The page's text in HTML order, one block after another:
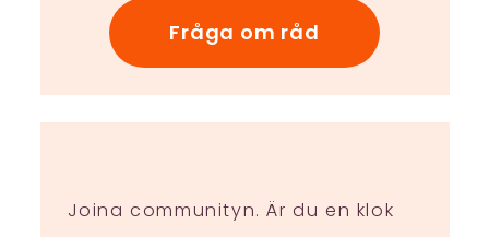
Fråga om råd
Joina communityn. Är du en klok